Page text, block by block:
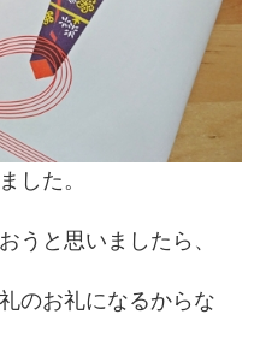
した。
うと思いましたら、
のお礼になるからな